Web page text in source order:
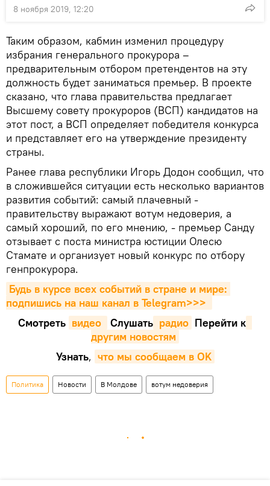
8 ноября 2019, 12:20
Таким образом, кабмин изменил процедуру
избрания генерального прокурора –
предварительным отбором претендентов на эту
должность будет заниматься премьер. В проекте
сказано, что глава правительства предлагает
Высшему совету прокуроров (ВСП) кандидатов на
этот пост, а ВСП определяет победителя конкурса
и представляет его на утверждение президенту
страны.
Ранее глава республики Игорь Додон сообщил, что
в сложившейся ситуации есть несколько вариантов
развития событий: самый плачевный -
правительству выражают вотум недоверия, а
самый хороший, по его мнению, - премьер Санду
отзывает с поста министра юстиции Олесю
Стамате и организует новый конкурс по отбору
генпрокурора.
Будь в курсе всех событий в стране и мире:
подпишись на наш канал в Telegram>>>
Смотреть видео Cлушать радио Перейти к
другим новостям
Узнать, что мы сообщаем в OK
Политика Новости В Молдове вотум недоверия